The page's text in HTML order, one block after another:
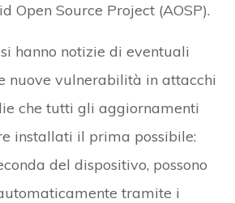
Open Source Project (AOSP).
hanno notizie di eventuali
nuove vulnerabilità in attacchi
che tutti gli aggiornamenti
installati il prima possibile:
del dispositivo, possono
tramite i